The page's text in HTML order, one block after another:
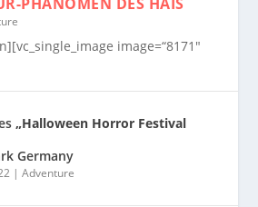
PHÄNOMEN DES HAIS
image=“8171″
„Halloween Horror Festival
Germany
|Adventure